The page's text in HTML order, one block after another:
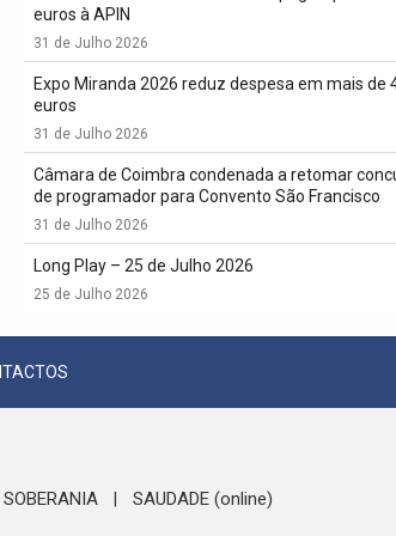
euros à APIN
31 de Julho 2026
Expo Miranda 2026 reduz despesa em mais de
euros
31 de Julho 2026
Câmara de Coimbra condenada a retomar
de programador para Convento São Francisco
31 de Julho 2026
Long Play – 25 de Julho 2026
25 de Julho 2026
SOBERANIA SAUDADE (online)